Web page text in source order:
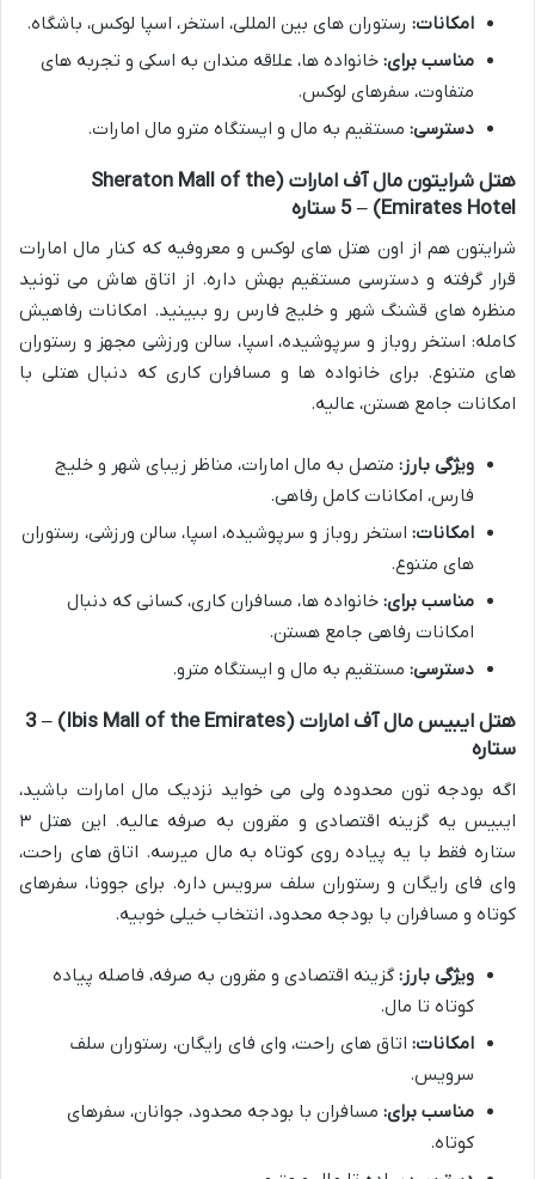
امکانات: رستوران های بین المللی، استخر، اسپا لوکس، باشگاه.
مناسب برای: خانواده ها، علاقه مندان به اسکی و تجربه های
متفاوت، سفرهای لوکس.
دسترسی: مستقیم به مال و ایستگاه مترو مال امارات.
هتل شرایتون مال آف امارات (Sheraton Mall of the
Emirates Hotel) – 5 ستاره
شرایتون هم از اون هتل های لوکس و معروفیه که کنار مال امارات
قرار گرفته و دسترسی مستقیم بهش داره. از اتاق هاش می تونید
منظره های قشنگ شهر و خلیج فارس رو ببینید. امکانات رفاهیش
کامله: استخر روباز و سرپوشیده، اسپا، سالن ورزشی مجهز و رستوران
های متنوع. برای خانواده ها و مسافران کاری که دنبال هتلی با
امکانات جامع هستن، عالیه.
ویژگی بارز: متصل به مال امارات، مناظر زیبای شهر و خلیج
فارس، امکانات کامل رفاهی.
امکانات: استخر روباز و سرپوشیده، اسپا، سالن ورزشی، رستوران
های متنوع.
مناسب برای: خانواده ها، مسافران کاری، کسانی که دنبال
امکانات رفاهی جامع هستن.
دسترسی: مستقیم به مال و ایستگاه مترو.
هتل ایبیس مال آف امارات (Ibis Mall of the Emirates) – 3
ستاره
اگه بودجه تون محدوده ولی می خواید نزدیک مال امارات باشید،
ایبیس یه گزینه اقتصادی و مقرون به صرفه عالیه. این هتل ۳
ستاره فقط با یه پیاده روی کوتاه به مال میرسه. اتاق های راحت،
وای فای رایگان و رستوران سلف سرویس داره. برای جوونا، سفرهای
کوتاه و مسافران با بودجه محدود، انتخاب خیلی خوبیه.
ویژگی بارز: گزینه اقتصادی و مقرون به صرفه، فاصله پیاده
کوتاه تا مال.
امکانات: اتاق های راحت، وای فای رایگان، رستوران سلف
سرویس.
مناسب برای: مسافران با بودجه محدود، جوانان، سفرهای
کوتاه.